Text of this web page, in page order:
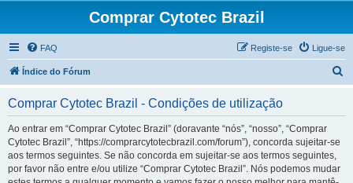
Comprar Cytotec Brazil
FAQ Ligue-se
Registe-se
Índice do Fórum
Comprar Cytotec Brazil - Condições de utilização
Ao entrar em “Comprar Cytotec Brazil” (doravante “nós”, “nosso”, “Comprar
Cytotec Brazil”, “https://comprarcytotecbrazil.com/forum”), concorda sujeitar-se
aos termos seguintes. Se não concorda em sujeitar-se aos termos seguintes,
por favor não entre e/ou utilize “Comprar Cytotec Brazil”. Nós podemos mudar